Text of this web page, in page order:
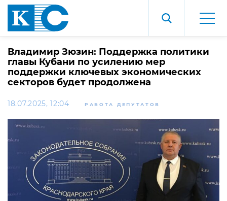
Владимир Зюзин: Поддержка политики
главы Кубани по усилению мер
поддержки ключевых экономических
секторов будет продолжена
18.07.2025, 12:04 РАБОТА ДЕПУТАТОВ